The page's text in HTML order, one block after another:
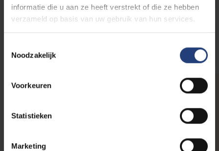
informatie die u aan ze heeft verstrekt of die ze hebben
verzameld op basis van uw gebruik van hun services.
Noodzakelijk
Voorkeuren
Statistieken
Marketing
ONDERWIJS
Inspirerende verhalen